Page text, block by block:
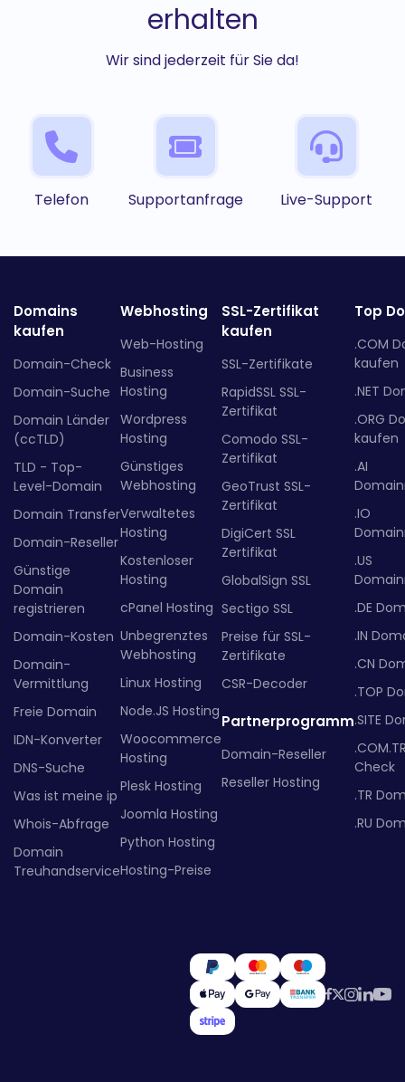
erhalten
Wir sind jederzeit für Sie da!
Telefon Supportanfrage Live-Support
Domains
kaufen
Domain-Check
Domain-Suche
Domain Länder
(ccTLD)
TLD - Top-
Level-Domain
Domain Transfer
Domain-Reseller
Günstige
Domain
registrieren
Domain-Kosten
Domain-
Vermittlung
Freie Domain
IDN-Konverter
DNS-Suche
Was ist meine ip
Whois-Abfrage
Domain
Treuhandservice
Webhosting
Web-Hosting
Business
Hosting
Wordpress
Hosting
Günstiges
Webhosting
Verwaltetes
Hosting
Kostenloser
Hosting
cPanel Hosting
Unbegrenztes
Webhosting
Linux Hosting
Node.JS Hosting
Woocommerce
Hosting
Plesk Hosting
Joomla Hosting
Python Hosting
Hosting-Preise
SSL-Zertifikat
kaufen
SSL-Zertifikate
RapidSSL SSL-
Zertifikat
Comodo SSL-
Zertifikat
GeoTrust SSL-
Zertifikat
DigiCert SSL
Zertifikat
GlobalSign SSL
Sectigo SSL
Preise für SSL-
Zertifikate
CSR-Decoder
Partnerprogramm
Domain-Reseller
Reseller Hosting
Top
.COM
kaufen
.NET
.ORG
kaufen
.AI
.IO
.US
.DE
.IN
.CN
.TOP
.SITE
Check
.TR
.RU